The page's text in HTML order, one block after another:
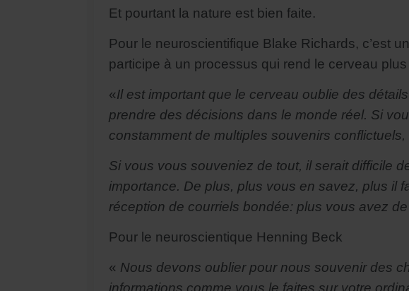
Et pourtant la nature est bien faite.
Pour le neuroscientifique Blake Richards, c’est
participe à un processus qui rend le cerveau
«Il est important que le cerveau oublie des
prendre des décisions dans le monde réel. Si
constamment de multiples souvenirs
Si vous vous souveniez de tout, il serait difficile
importance. De plus, plus vous en savez, plus il
réception de courriels bondée: plus vous avez
Pour le neuroscientique Henning Beck
« Nous devons oublier pour nous souvenir des
informations comme vous le faites sur votre